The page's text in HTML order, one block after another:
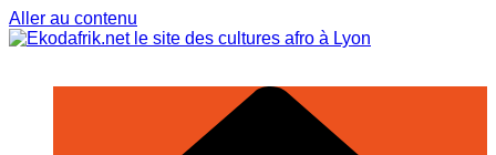
Aller au contenu